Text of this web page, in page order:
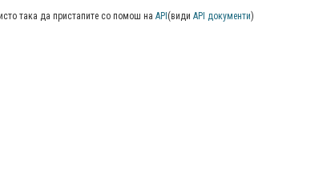
така да пристапите со помош на API (види API документи)